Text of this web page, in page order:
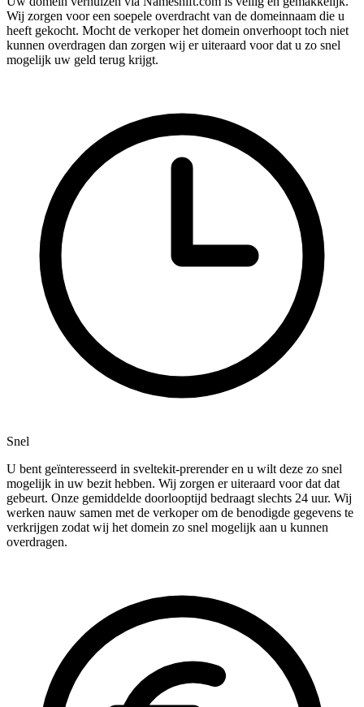
Wij zorgen voor een soepele overdracht van de domeinnaam die u
heeft gekocht. Mocht de verkoper het domein onverhoopt toch niet
kunnen overdragen dan zorgen wij er uiteraard voor dat u zo snel
mogelijk uw geld terug krijgt.
Snel
U bent geïnteresseerd in sveltekit-prerender en u wilt deze zo snel
mogelijk in uw bezit hebben. Wij zorgen er uiteraard voor dat dat
gebeurt. Onze gemiddelde doorlooptijd bedraagt slechts 24 uur. Wij
werken nauw samen met de verkoper om de benodigde gegevens te
verkrijgen zodat wij het domein zo snel mogelijk aan u kunnen
overdragen.